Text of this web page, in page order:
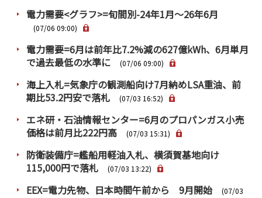
電力需要<グラフ>=旬間別-24年1月～26年6月
(07/06 09:00)
電力需要=6月は前年比7.2%減の627億kWh、6月単月
で過去最低の水準に
(07/06 09:00)
海上入札=気象庁の観測船向け7月納めLSA重油、前
期比53.2円安で落札
(07/03 16:52)
エネ研・石油情報センター=6月のプロパンガス小売
価格は前月比222円高
(07/03 15:31)
防衛装備庁=艦船用軽油入札、横須賀基地向け
115,000円で落札
(07/03 13:22)
EEX=電力先物、日本時間午前から 9月開始
(07/03